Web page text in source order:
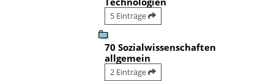
5 Einträge
70 Sozialwissenschaften
allgemein
2 Einträge